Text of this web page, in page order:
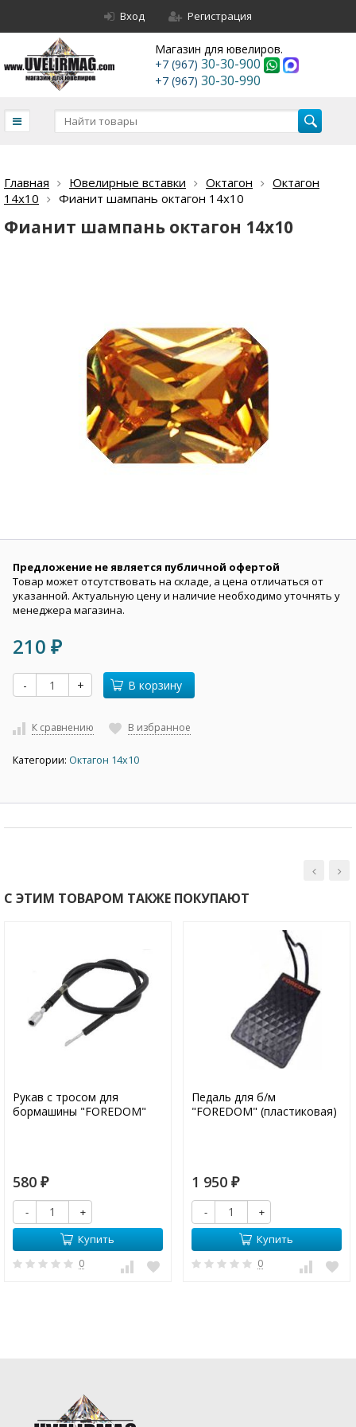
Вход Регистрация
Магазин для ювелиров.
+7 (967) 30-30-900
+7 (967) 30-30-990
Главная Ювелирные вставки Октагон
Октагон
14х10
Фианит шампань октагон 14х10
Фианит шампань октагон 14х10
Предложение не является публичной офертой
Товар может отсутствовать на складе, а цена отличаться от
указанной. Актуальную цену и наличие необходимо уточнять у
менеджера магазина.
210 ₽
- + В корзину
К сравнению В избранное
Категории: Октагон 14х10
С ЭТИМ ТОВАРОМ ТАКЖЕ ПОКУПАЮТ
Рукав с тросом для
бормашины "FOREDOM"
580 ₽
-
+
Купить
0
Педаль для б/м
"FOREDOM" (пластиковая)
1 950 ₽
-
+
Купить
0